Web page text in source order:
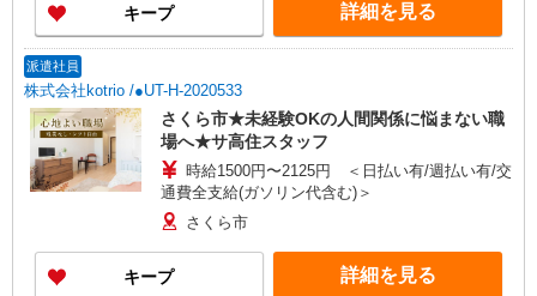
キープ 詳細を見る
派遣社員
株式会社kotrio /●UT-H-2020533
さくら市★未経験OKの人間関係に悩まない職
場へ★サ高住スタッフ
時給1500円〜2125円 ＜日払い有/週払い有/交
通費全支給(ガソリン代含む)＞
さくら市
キープ 詳細を見る